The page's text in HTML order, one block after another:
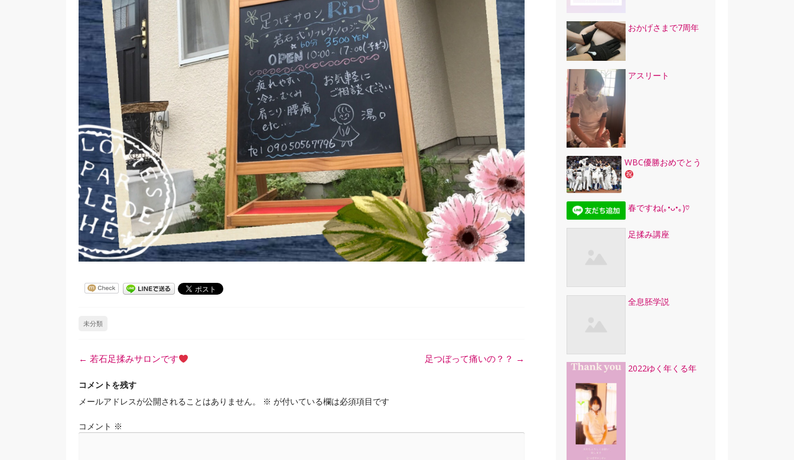
未分類
投
ナ
ビ
ー
シ
← 若石足揉みサロンです 足つぼって痛いの？？ →
コメントを残す
メールアドレスが公開されることはありません。
※ が付いている欄は必須項目です
コメント ※
おかげさまで7周年
アスリート
WBC優勝おめでとう
春ですね(｡•ᴗ•｡)♡
足揉み講座
全息胚学説
2022ゆく年くる年